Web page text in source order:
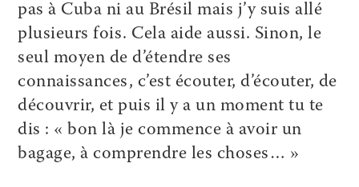
pas à Cuba ni au Brésil mais j’y suis allé
plusieurs fois. Cela aide aussi. Sinon, le
seul moyen de d’étendre ses
connaissances, c’est écouter, d’écouter, de
découvrir, et puis il y a un moment tu te
dis : « bon là je commence à avoir un
bagage, à comprendre les choses… »